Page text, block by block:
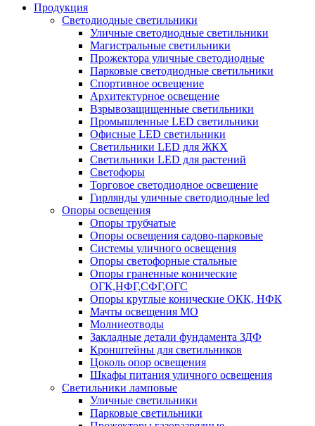
Продукция
Светодиодные светильники
Уличные светодиодные светильники
Магистральные светильники
Прожектора уличные светодиодные
Парковые светодиодные светильники
Спортивное освещение
Архитектурное освещение
Взрывозащищенные светильники
Промышленные LED светильники
Офисные LED светильники
Cветильники LED для ЖКХ
Светильники LED для растений
Светофоры
Торговое светодиодное освещение
Гирлянды уличные светодиодные led
Опоры освещения
Опоры трубчатые
Опоры освещения садово-парковые
Системы уличного освещения
Опоры светофорные стальные
Опоры граненные конические
ОГК,НФГ,СФГ,ОГС
Опоры круглые конические ОКК, НФК
Мачты освещения МО
Молниеотводы
Закладные детали фундамента ЗДФ
Кронштейны для светильников
Цоколь опор освещения
Шкафы питания уличного освещения
Светильники ламповые
Уличные светильники
Парковые светильники